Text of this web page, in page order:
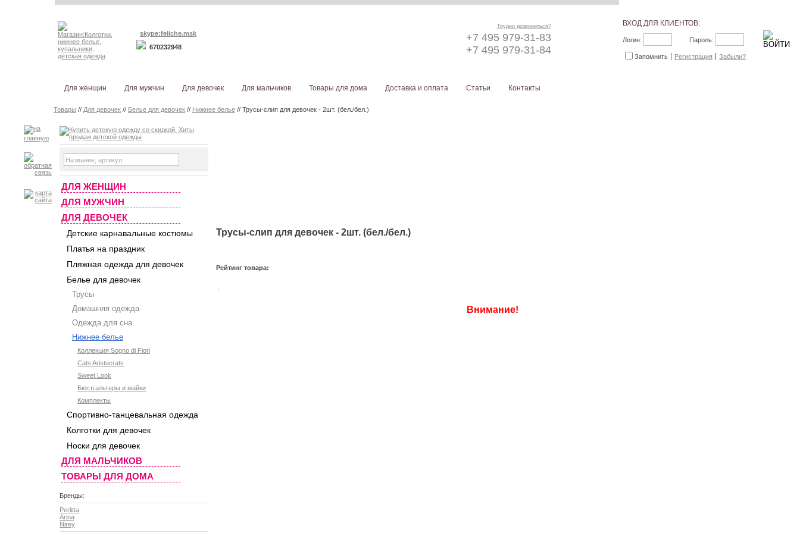
skype:feliche.msk
670232948
Трудно дозвониться?
+7 495 979-31-83
+7 495 979-31-84
ВХОД ДЛЯ КЛИЕНТОВ:
Логин: Пароль:
Запомнить Регистрация Забыли?
Для женщин Для мужчин Для девочек Для мальчиков Товары для дома Доставка и оплата Статьи Контакты
Товары // Для девочек // Белье для девочек // Нижнее белье // Трусы-слип для девочек - 2шт. (бел./бел.)
ДЛЯ ЖЕНЩИН
ДЛЯ МУЖЧИН
ДЛЯ ДЕВОЧЕК
Детские карнавальные костюмы
Платья на праздник
Пляжная одежда для девочек
Белье для девочек
Трусы
Домашняя одежда
Одежда для сна
Нижнее белье
Коллекция Sogno di Fiori
Cats Aristocrats
Sweet Look
Бюстгальтеры и майки
Комплекты
Спортивно-танцевальная одежда
Колготки для девочек
Носки для девочек
ДЛЯ МАЛЬЧИКОВ
ТОВАРЫ ДЛЯ ДОМА
Бренды:
Perlitta
Arina
Nirey
Трусы-слип для девочек - 2шт. (бел./бел.)
Рейтинг товара:
Внимание!